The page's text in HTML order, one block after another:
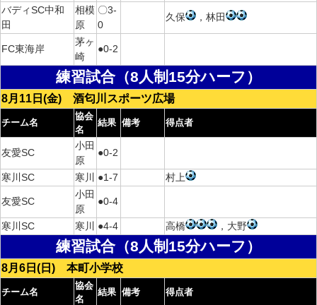
バディSC中和
田
相模
原
〇3-
0
久保 ，林田
FC東海岸
茅ヶ
崎
●0-2
練習試合（8人制15分ハーフ）
8月11日(金) 酒匂川スポーツ広場
チーム名
協会
名
結果 備考 得点者
友愛SC
小田
原
●0-2
寒川SC 寒川 ●1-7 村上
友愛SC
小田
原
●0-4
寒川SC 寒川 ●4-4 高橋 ，大野
練習試合（8人制15分ハーフ）
8月6日(日) 本町小学校
チーム名
協会
名
結果 備考 得点者